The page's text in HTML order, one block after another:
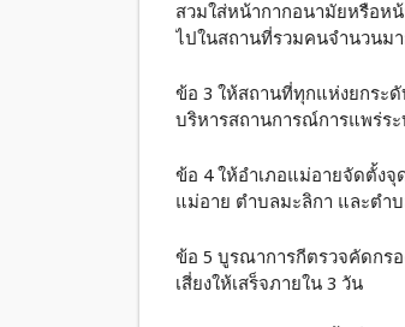
สวมใส่หน้ากากอนามัยหรือหน้
ไปในสถานที่รวมคนจำนวนม
ข้อ 3 ให้สถานที่ทุกแห่งยกระดั
บริหารสถานการณ์การแพร่ระ
ข้อ 4 ให้อำเภอแม่อายจัดตั้ง
แม่อาย ตำบลมะลิกา และตำ
ข้อ 5 บูรณาการกีตรวจคัดกรอ
เสี่ยงให้เสร็จภายใน 3 วัน